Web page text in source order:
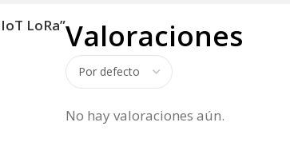
Valoraciones
No hay valoraciones aún.
LoRa”